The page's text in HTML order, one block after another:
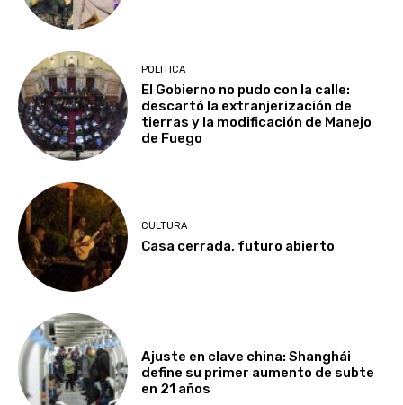
POLITICA
El Gobierno no pudo con la calle:
descartó la extranjerización de
tierras y la modificación de Manejo
de Fuego
CULTURA
Casa cerrada, futuro abierto
Ajuste en clave china: Shanghái
define su primer aumento de subte
en 21 años